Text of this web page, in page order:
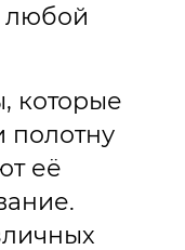
любой
которые
полотну
её